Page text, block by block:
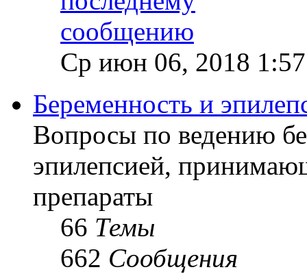
Ср июн 06, 2018
Беременность и
Вопросы по ведению
эпилепсией,
препараты
66 Темы
662 Сообщения